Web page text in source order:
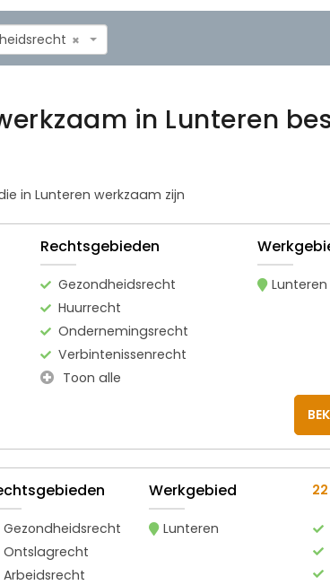
×
in Lunteren
in Lunteren werkzaam zijn
Rechtsgebieden
Gezondheidsrecht
Huurrecht
Ondernemingsrecht
Verbintenissenrecht
Toon alle
Lunteren
Gezondheidsrecht
Ontslagrecht
Arbeidsrecht
Werkgebied
Lunteren
22